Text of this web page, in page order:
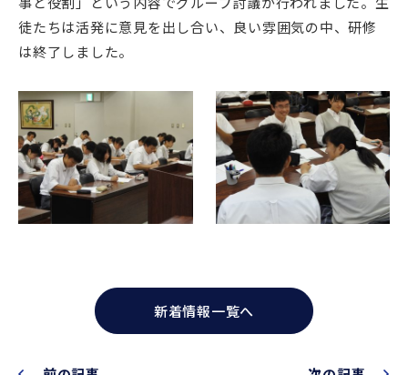
徒たちは活発に意見を出し合い、良い雰囲気の中、研修
は終了しました。
新着情報一覧へ